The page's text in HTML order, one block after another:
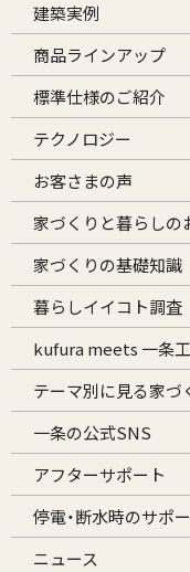
建築実例
商品ラインアップ
標準仕様のご紹介
テクノロジー
お客さまの声
家づくりと暮らしの
家づくりの基礎知識
暮らしイイコト調査
kufura meets 一条
テーマ別に見る家づ
一条の公式SNS
アフターサポート
停電・断水時のサポ
ニュース